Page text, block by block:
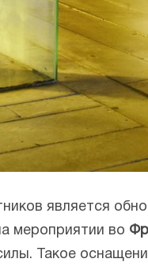
является
мероприятии во
Такое